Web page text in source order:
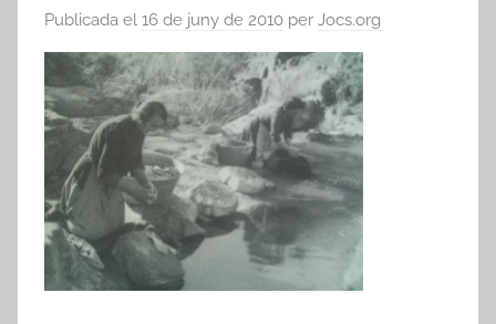
Publicada el 16 de juny de 2010 per Jocs.org